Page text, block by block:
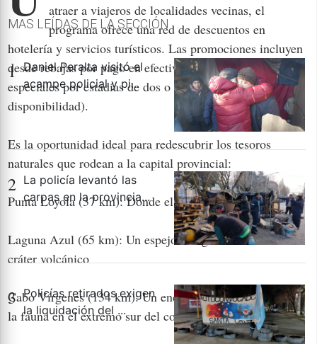
atraer a viajeros de localidades vecinas, el
programa ofrece una red de descuentos en
hotelería y servicios turísticos. Las promociones incluyen
desde rebajas por pago en efectivo hasta paquetes
especiales por estadías de dos o más noches (sujeto a
disponibilidad).
Es la oportunidad ideal para redescubrir los tesoros
naturales que rodean a la capital provincial:
Punta Loyola (37 km): Donde el mar y el río se abrazan.
Laguna Azul (65 km): Un espejo de agua cristalina en un
cráter volcánico
Cabo Vírgenes (134 km): Un encuentro con la historia y
la fauna en el extremo sur del continente.
MAS LEÍDAS DE LA SECCIÓN . . .
1 Daniel Peralta visitó el
acampe policial y pi...
2 La policía levantó las
carpas en la provincia...
3 Policías retirados exigen
la liquidación del ...